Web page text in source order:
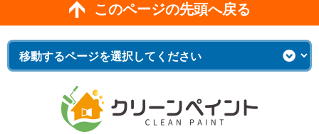
このページの先頭へ戻る